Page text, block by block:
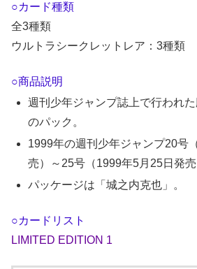
○カード種類
全3種類
ウルトラシークレットレア：3種類
○商品説明
週刊少年ジャンプ誌上で行われ
のパック。
1999年の週刊少年ジャンプ20号
売）～25号（1999年5月25日発売
パッケージは「城之内克也」。
○カードリスト
LIMITED EDITION 1